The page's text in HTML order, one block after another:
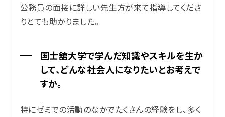
公務員の面接に詳しい先生方が来て指導してくださ
りとても助かりました。
国士舘大学で学んだ知識やスキルを生か
して、どんな社会人になりたいとお考えで
すか。
特にゼミでの活動のなかでたくさんの経験をし、多く